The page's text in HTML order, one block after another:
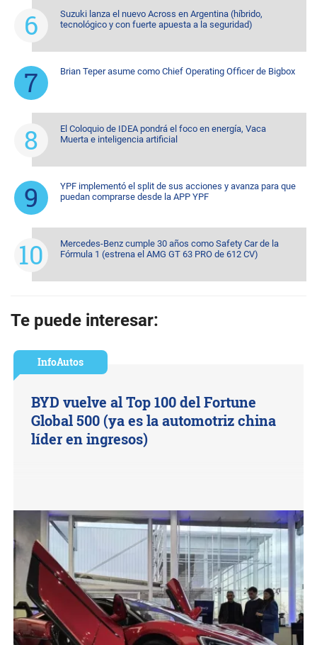
Suzuki lanza el nuevo Across en Argentina (híbrido,
tecnológico y con fuerte apuesta a la seguridad)
Brian Teper asume como Chief Operating Officer de Bigbox
El Coloquio de IDEA pondrá el foco en energía, Vaca
Muerta e inteligencia artificial
YPF implementó el split de sus acciones y avanza para que
puedan comprarse desde la APP YPF
Mercedes-Benz cumple 30 años como Safety Car de la
Fórmula 1 (estrena el AMG GT 63 PRO de 612 CV)
Te puede interesar:
InfoAutos
BYD vuelve al Top 100 del Fortune
Global 500 (ya es la automotriz china
líder en ingresos)